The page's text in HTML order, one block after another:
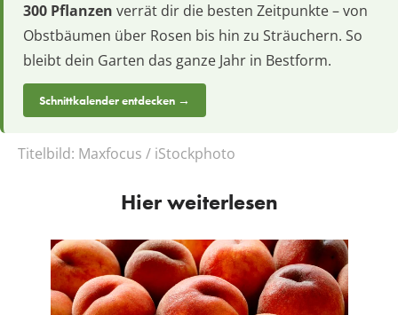
300 Pflanzen verrät dir die besten Zeitpunkte – von
Obstbäumen über Rosen bis hin zu Sträuchern. So
bleibt dein Garten das ganze Jahr in Bestform.
Schnittkalender entdecken →
Titelbild: Maxfocus / iStockphoto
Hier weiterlesen